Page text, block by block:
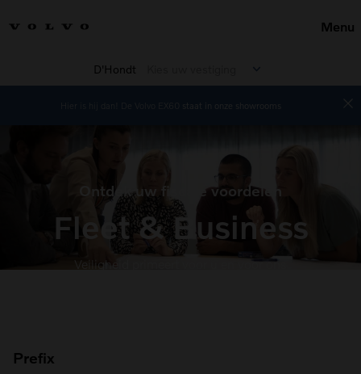
Menu
D'Hondt
Hier is hij dan! De Volvo EX60 staat in onze showrooms
Ontdek uw fiscale voordelen
Fleet & Business
Veiligheid primeert voor u en voor ons
Prefix